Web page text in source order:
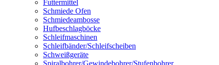
Futtermittel
Schmiede Ofen
Schmiedeambosse
Hufbeschlagböcke
Schleifmaschinen
Schleifbänder/Schleifscheiben
Schweißgeräte
Spiralbohrer/Gewindebohrer/Stufenbohrer